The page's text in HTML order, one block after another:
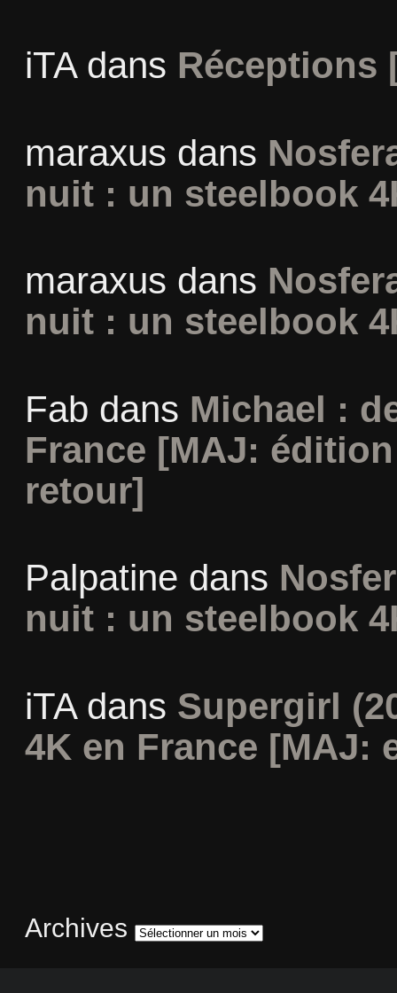
iTAdans Réceptions
maraxus dans
nuit : un steelbook
maraxus dans
nuit : un steelbook
Fab dans Michael :
France [MAJ:
retour]
Palpatine dans
nuit : un steelbook
iTAdans Supergirl
4K en France [MAJ:
Archives